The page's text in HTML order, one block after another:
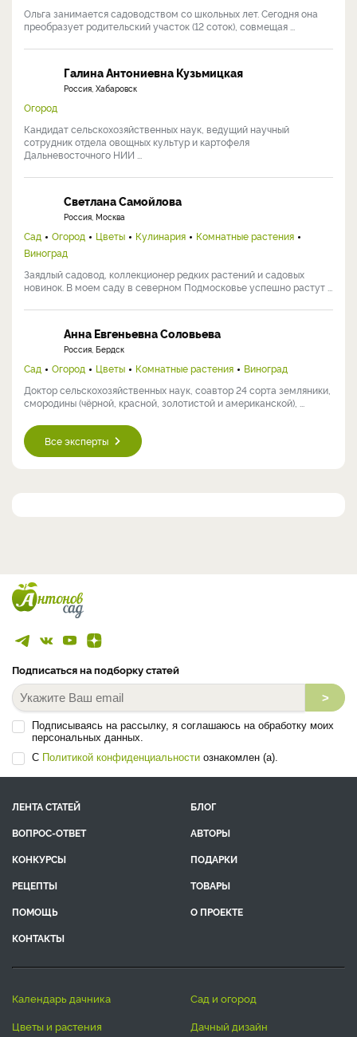
Ольга занимается садоводством со школьных лет. Сегодня она
преобразует родительский участок (12 соток), совмещая ...
Галина Антониевна Кузьмицкая
Россия, Хабаровск
Огород
Кандидат сельскохозяйственных наук, ведущий научный
сотрудник отдела овощных культур и картофеля
Дальневосточного НИИ ...
Светлана Самойлова
Россия, Москва
Сад Огород Цветы Кулинария
Комнатные растения
Виноград
Заядлый садовод, коллекционер редких растений и садовых
новинок. В моем саду в северном Подмосковье успешно растут ...
Анна Евгеньевна Соловьева
Россия, Бердск
Сад Огород Цветы Комнатные растения
Виноград
Доктор сельскохозяйственных наук, соавтор 24 сорта земляники,
смородины (чёрной, красной, золотистой и американской), ...
Все эксперты
Подписаться на подборку статей
>
Подписываясь на рассылку, я соглашаюсь на обработку моих
персональных данных.
С Политикой конфиденциальности ознакомлен (а).
ЛЕНТА СТАТЕЙ
БЛОГ
ВОПРОС-ОТВЕТ
АВТОРЫ
КОНКУРСЫ
ПОДАРКИ
РЕЦЕПТЫ
ТОВАРЫ
ПОМОЩЬ
О ПРОЕКТЕ
КОНТАКТЫ
календарь дачника
сад и огород
цветы и растения
дачный дизайн